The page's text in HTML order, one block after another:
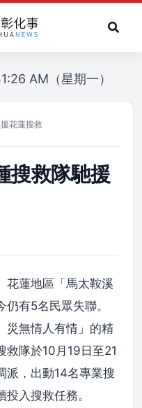
AM（星期一）
花蓮搜救
搜救隊馳援
花蓮地區「馬太鞍溪
有5名民眾失聯。
災無情人有情」的精
救隊於10月19日至21
派，出動14名專業搜
入搜救任務。